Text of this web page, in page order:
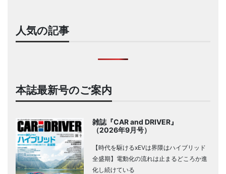
人気の記事
本誌最新号のご案内
雑誌『CAR and DRIVER』
（2026年9月号）
【時代を駆けるxEVは界隈はハイブリッド
全盛期】電動化の流れは止まるどころか進
化し続けている